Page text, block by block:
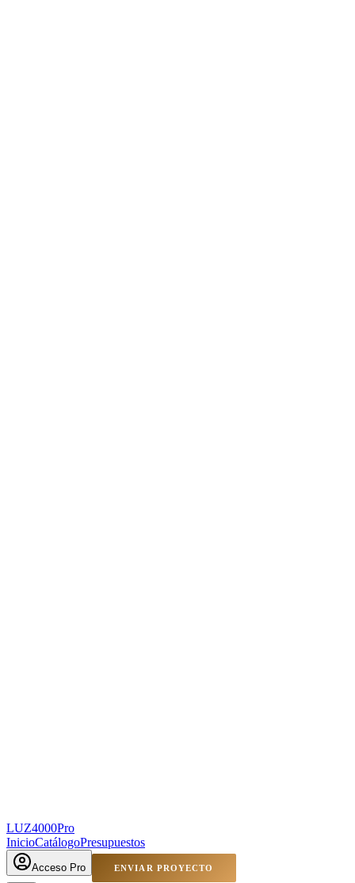
LUZ4000Pro
InicioCatálogoPresupuestos
Acceso Pro ENVIAR PROYECTO